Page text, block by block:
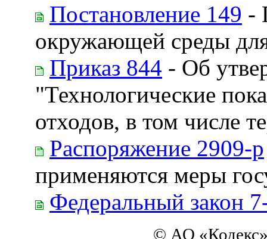
Постановление 149 -
окружающей среды
Приказ 844 - Об
"Технологические
отходов, в том числе
Распоряжение 2909-р
применяются меры
Федеральный закон
© АО